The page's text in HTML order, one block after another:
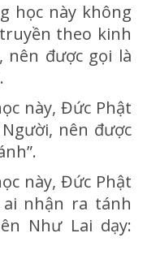
học này không
theo kinh
nên được gọi là
này, Đức Phật
nên được
này, Đức Phật
nhận ra tánh
Như Lai dạy: